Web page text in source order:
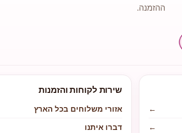
ההזמנה.
←
←
שירות לקוחות והזמנות
אזורי משלוחים בכל הארץ
דברו איתנו